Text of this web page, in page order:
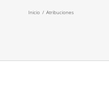
Inicio / Atribuciones